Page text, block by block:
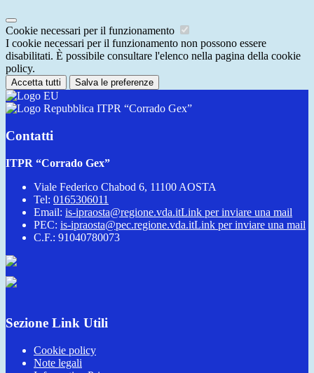
Cookie necessari per il funzionamento
I cookie necessari per il funzionamento non possono essere
disabilitati. È possibile consultare l'elenco nella pagina della cookie
policy.
Accetta tutti Salva le preferenze
ITPR “Corrado Gex”
Contatti
ITPR “Corrado Gex”
Viale Federico Chabod 6, 11100 AOSTA
Tel: 0165306011
Email: is-ipraosta@regione.vda.itLink per inviare una mail
PEC: is-ipraosta@pec.regione.vda.itLink per inviare una mail
C.F.: 91040780073
Sezione Link Utili
Cookie policy
Note legali